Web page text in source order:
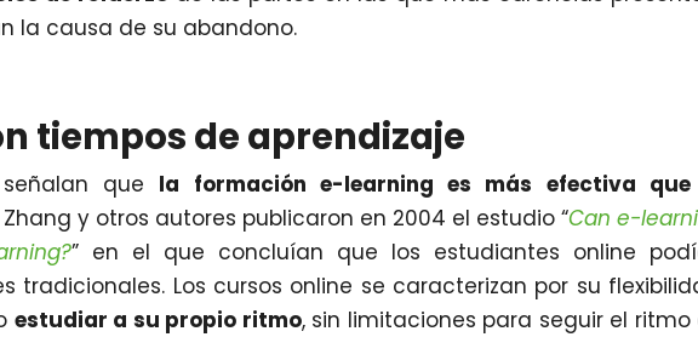
la causa de su abandono.
tiempos de aprendizaje
que la formación e-learning es más efectiva
y otros autores publicaron en 2004 el estudio “Can e-
” en el que concluían que los estudiantes online
tradicionales. Los cursos online se caracterizan por su
estudiar a su propio ritmo, sin limitaciones para seguir el ritmo